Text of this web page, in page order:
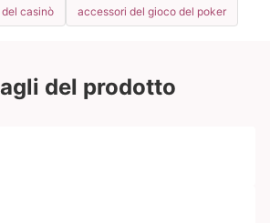
casinò accessori del gioco del poker
del prodotto